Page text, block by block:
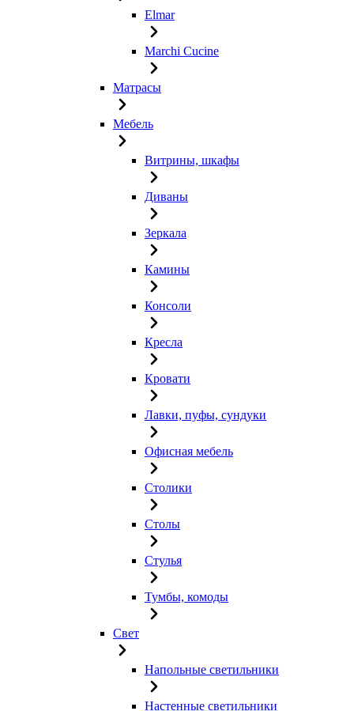
Elmar
Marchi Cucine
Матрасы
Мебель
Витрины, шкафы
Диваны
Зеркала
Камины
Консоли
Кресла
Кровати
Лавки, пуфы, сундуки
Офисная мебель
Столики
Столы
Стулья
Тумбы, комоды
Свет
Напольные светильники
Настенные светильники